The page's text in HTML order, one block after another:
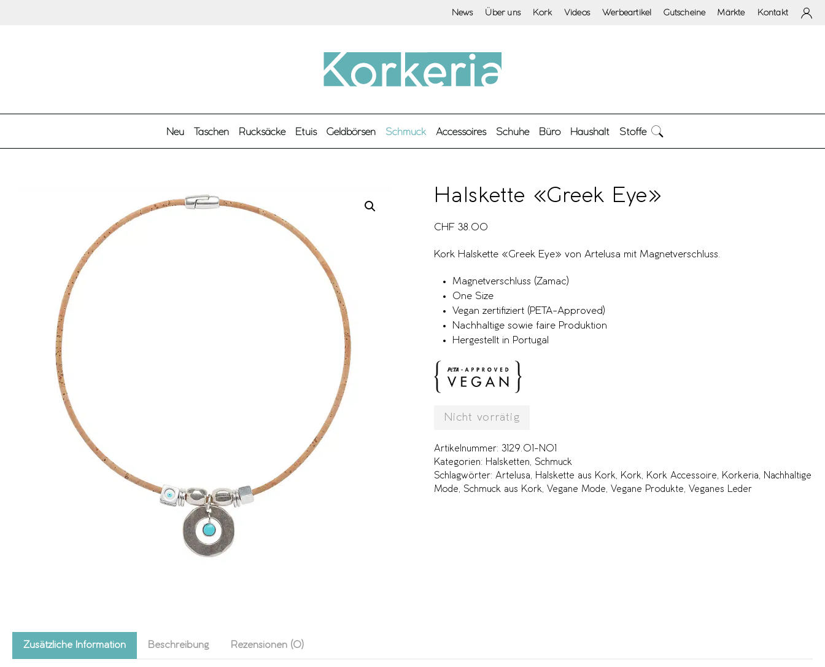
News Über uns Kork Videos Werbeartikel Gutscheine Märkte Kontakt
Neu Taschen Rucksäcke Etuis Geldbörsen Schmuck Accessoires Schuhe Büro Haushalt Stoffe
Halskette «Greek Eye»
CHF 38.00
Kork Halskette «Greek Eye» von Artelusa mit Magnetverschluss.
Magnetverschluss (Zamac)
One Size
Vegan zertifiziert (PETA-Approved)
Nachhaltige sowie faire Produktion
Hergestellt in Portugal
Nicht vorrätig
Artikelnummer: 3129.01-N01
Kategorien: Halsketten, Schmuck
Schlagwörter: Artelusa, Halskette aus Kork, Kork, Kork Accessoire, Korkeria,
Nachhaltige
Mode, Schmuck aus Kork, Vegane Mode, Vegane Produkte, Veganes Leder
Zusätzliche Information Beschreibung Rezensionen (0)